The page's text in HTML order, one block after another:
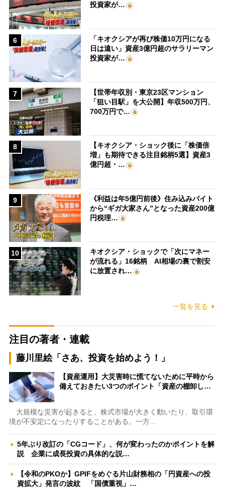
投資家が…
6
「キオクシアが再び株価10万円になる
日は遠い」資産3億円超のサラリーマン
投資家が…
7
【世帯年収別・東京23区マンション
「狙い目駅」を大公開】年収500万円、
700万円で…
8
【キオクシア・ショック後に「株価倍
増」も期待できる注目銘柄5選】資産3
億円超・…
9
《利益は年5億円前後》住み込みバイト
から“ギガ大家さん”となった資産200億
円税理…
10
キオクシア・ショックで「次にマネー
が流れる」16銘柄 AI相場の裏で割安
に放置され…
一覧を見る
注目の著者・連載
藤川里絵「さあ、投資を始めよう！」
【資産運用】大災害時に慌てないために平時から
備えておきたい3つのポイント「資産の棚卸し…
大規模な災害が起きると、株式市場が大きく動いたり、取引環
境が不安定になったりすることがある。一方…
5年ぶり改訂の「CGコード」、何が変わったのかポイントを解
説 企業に成長投資の具体的な説…
【令和のPKOか】GPIFをめぐる片山財務相の「円資産への投
資拡大」発言の波紋 「国債重視」…